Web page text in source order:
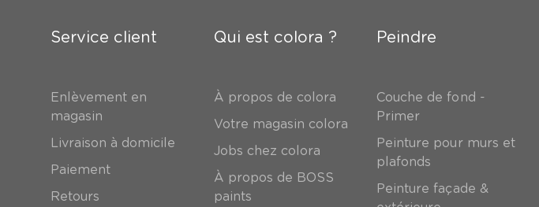
Service client
Enlèvement en
magasin
Livraison à domicile
Paiement
Retours
Qui est colora ?
À propos de colora
Votre magasin colora
Jobs chez colora
À propos de BOSS
paints
Peindre
Couche de fond -
Primer
Peinture pour murs et
plafonds
Peinture façade &